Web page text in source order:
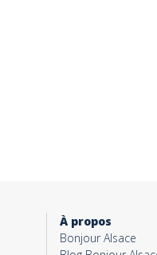
À propos
Bonjour Alsace